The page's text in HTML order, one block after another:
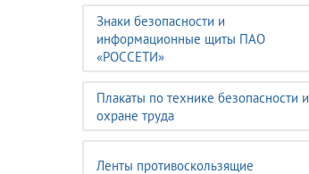
Знаки безопасности и
информационные щиты ПАО
«РОССЕТИ»
Плакаты по технике безопасности и
охране труда
Ленты противоскользящие